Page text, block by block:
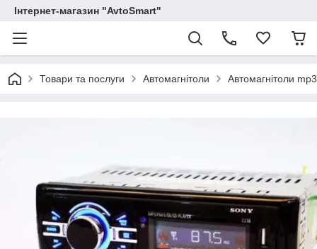
Інтернет-магазин "AvtoSmart"
Товари та послуги Автомагнітоли Автомагнітоли